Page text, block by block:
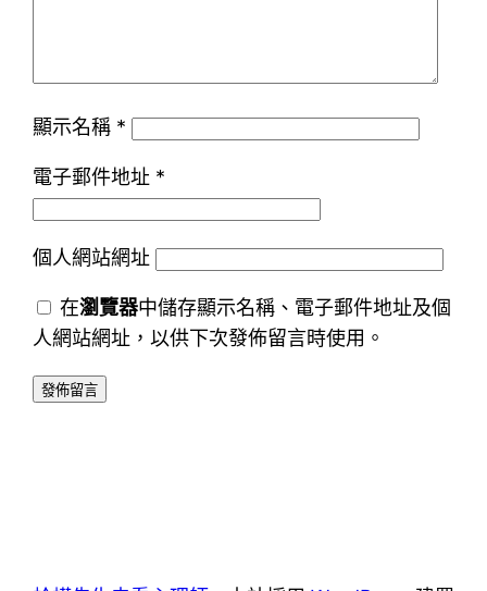
顯示名稱 *
電子郵件地址 *
個人網站網址
在瀏覽器中儲存顯示名稱、電子郵件地址及個
人網站網址，以供下次發佈留言時使用。